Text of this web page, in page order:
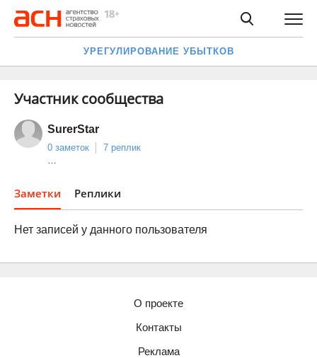
УРЕГУЛИРОВАНИЕ УБЫТКОВ
Участник сообщества
SurerStar
0 заметок
7 реплик
…
Заметки Реплики
Нет записей у данного пользователя
О проекте
Контакты
Реклама